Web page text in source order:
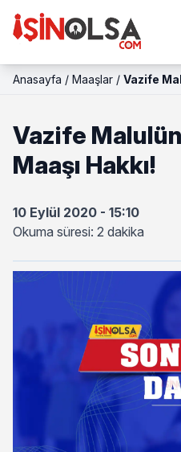
Anasayfa / Maaşlar / Vazife
Vazife
Maaşı Hakkı!
10 Eylül 2020 - 15:10
Okuma süresi: 2 dakika